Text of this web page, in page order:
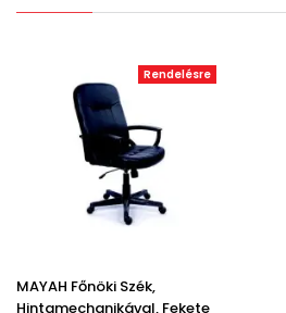
Rendelésre
MAYAH Főnöki Szék,
Hintamechanikával, Fekete